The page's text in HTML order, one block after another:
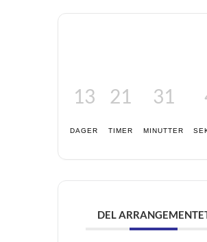
13
DAGER
21
TIMER
31
MINUTTER
DEL